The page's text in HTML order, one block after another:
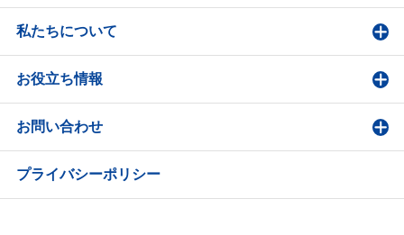
私たちについて
お役立ち情報
お問い合わせ
プライバシーポリシー